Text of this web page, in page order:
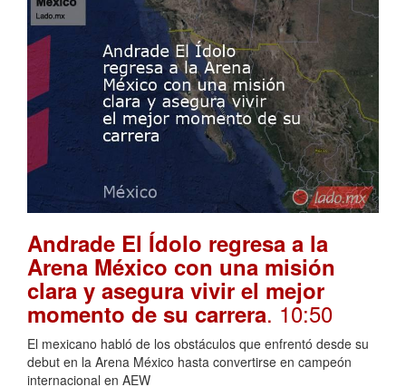
Andrade El Ídolo regresa a la
Arena México con una misión
clara y asegura vivir el mejor
momento de su carrera. 10:50
El mexicano habló de los obstáculos que enfrentó desde su
debut en la Arena México hasta convertirse en campeón
internacional en AEW